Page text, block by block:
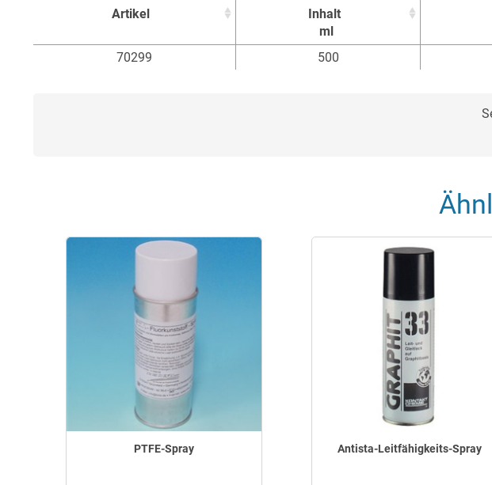
Artikel
Inhalt
ml
Artikel
Inhalt
70299 500
PTFE-Spray Antista-Leitfähigkeits-Spray